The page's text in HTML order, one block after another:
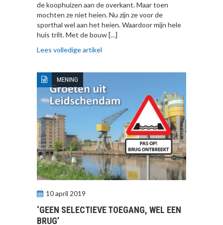
de koophuizen aan de overkant. Maar toen
mochten ze niet heien. Nu zijn ze voor de
sporthal wel aan het heien. Waardoor mijn hele
huis trilt. Met de bouw […]
Lees volledige artikel
MENING
10 april 2019
‘GEEN SELECTIEVE TOEGANG, WEL EEN
BRUG’